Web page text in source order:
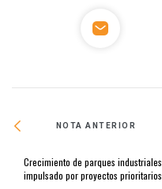
NOTA ANTERIOR
Crecimiento de parques industriales,
impulsado por proyectos prioritarios